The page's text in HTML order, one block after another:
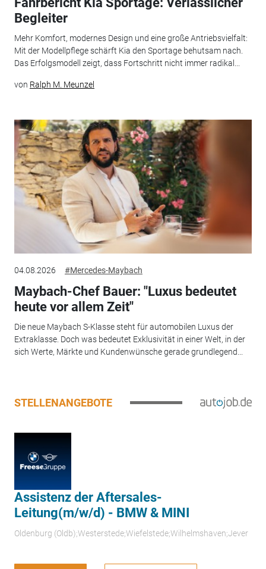
Begleiter
Mehr Komfort, modernes Design und eine große Antriebsvielfalt:
Mit der Modellpflege schärft Kia den Sportage behutsam nach.
Das Erfolgsmodell zeigt, dass Fortschritt nicht immer radikal...
von Ralph M. Meunzel
04.08.2026 #Mercedes-Maybach
Maybach-Chef Bauer: "Luxus bedeutet
heute vor allem Zeit"
Die neue Maybach S-Klasse steht für automobilen Luxus der
Extraklasse. Doch was bedeutet Exklusivität in einer Welt, in der
sich Werte, Märkte und Kundenwünsche gerade grundlegend...
STELLENANGEBOTE
Assistenz der Aftersales-
Leitung(m/w/d) - BMW & MINI
Oldenburg (Oldb);Westerstede;Wiefelstede;Wilhelmshaven;Jever